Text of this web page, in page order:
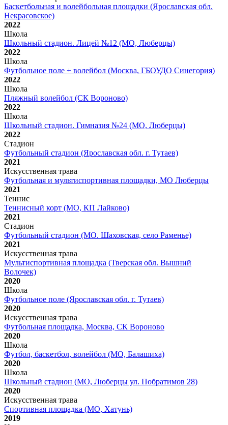
Баскетбольная и волейбольная площадки (Ярославская обл.
Некрасовское)
2022
Школа
Школьный стадион. Лицей №12 (МО, Люберцы)
2022
Школа
Футбольное поле + волейбол (Москва, ГБОУДО Синегория)
2022
Школа
Пляжный волейбол (СК Вороново)
2022
Школа
Школьный стадион. Гимназия №24 (МО, Люберцы)
2022
Стадион
Футбольный стадион (Ярославская обл. г. Тутаев)
2021
Искусственная трава
Футбольная и мультиспортивная площадки, МО Люберцы
2021
Теннис
Теннисный корт (МО, КП Лайково)
2021
Стадион
Футбольный стадион (МО. Шаховская, село Раменье)
2021
Искусственная трава
Мультиспортивная площадка (Тверская обл. Вышний
Волочек)
2020
Школа
Футбольное поле (Ярославская обл. г. Тутаев)
2020
Искусственная трава
Футбольная площадка, Москва, СК Вороново
2020
Школа
Футбол, баскетбол, волейбол (МО, Балашиха)
2020
Школа
Школьный стадион (МО, Люберцы ул. Побратимов 28)
2020
Искусственная трава
Спортивная площадка (МО, Хатунь)
2019